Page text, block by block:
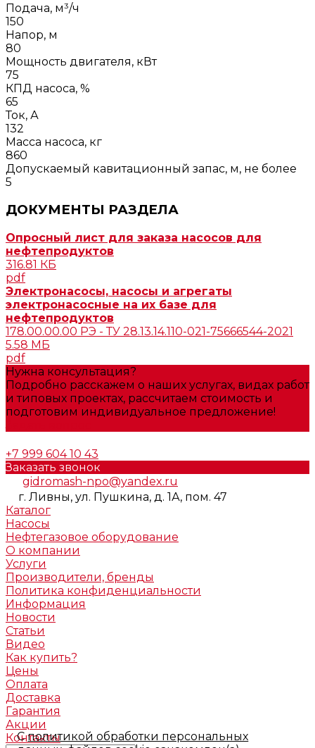
Подача, м³/ч
150
Напор, м
80
Мощность двигателя, кВт
75
КПД насоса, %
65
Ток, А
132
Масса насоса, кг
860
Допускаемый кавитационный запас, м, не более
5
ДОКУМЕНТЫ РАЗДЕЛА
Опросный лист для заказа насосов для
нефтепродуктов
316.81 КБ
pdf
Электронасосы, насосы и агрегаты
электронасосные на их базе для
нефтепродуктов
178.00.00.00 РЭ - ТУ 28.13.14.110-021-75666544-2021
5.58 МБ
pdf
Нужна консультация?
Подробно расскажем о наших услугах, видах работ
и типовых проектах, рассчитаем стоимость и
подготовим индивидуальное предложение!
+7 999 604 10 43
Заказать звонок
gidromash-npo@yandex.ru
г. Ливны, ул. Пушкина, д. 1А, пом. 47
Каталог
Насосы
Нефтегазовое оборудование
О компании
Услуги
Производители, бренды
Политика конфиденциальности
Информация
Новости
Статьи
Видео
Как купить?
Цены
Оплата
Доставка
Гарантия
Акции
Контакты
Сполитикой обработки персональных